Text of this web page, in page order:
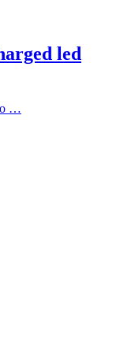
led
…